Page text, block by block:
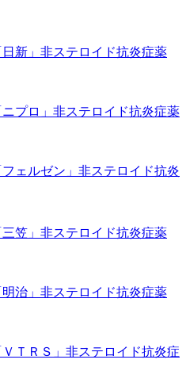
新」 非ステロイド抗炎症薬
プロ」 非ステロイド抗炎症薬
ェルゼン」 非ステロイド抗炎
笠」 非ステロイド抗炎症薬
治」 非ステロイド抗炎症薬
ＴＲＳ」 非ステロイド抗炎症